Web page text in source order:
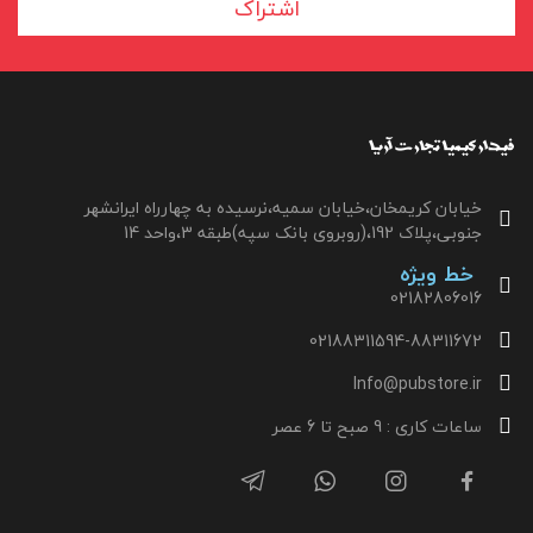
اشتراک
خیابان کریمخان،خیابان سمیه،نرسیده به چهارراه ایرانشهر
جنوبی،پلاک 192،(روبروی بانک سپه)طبقه 3،واحد 14
خط ویژه
02182806016
02188311594-88311672
Info@pubstore.ir
ساعات کاری : 9 صبح تا 6 عصر